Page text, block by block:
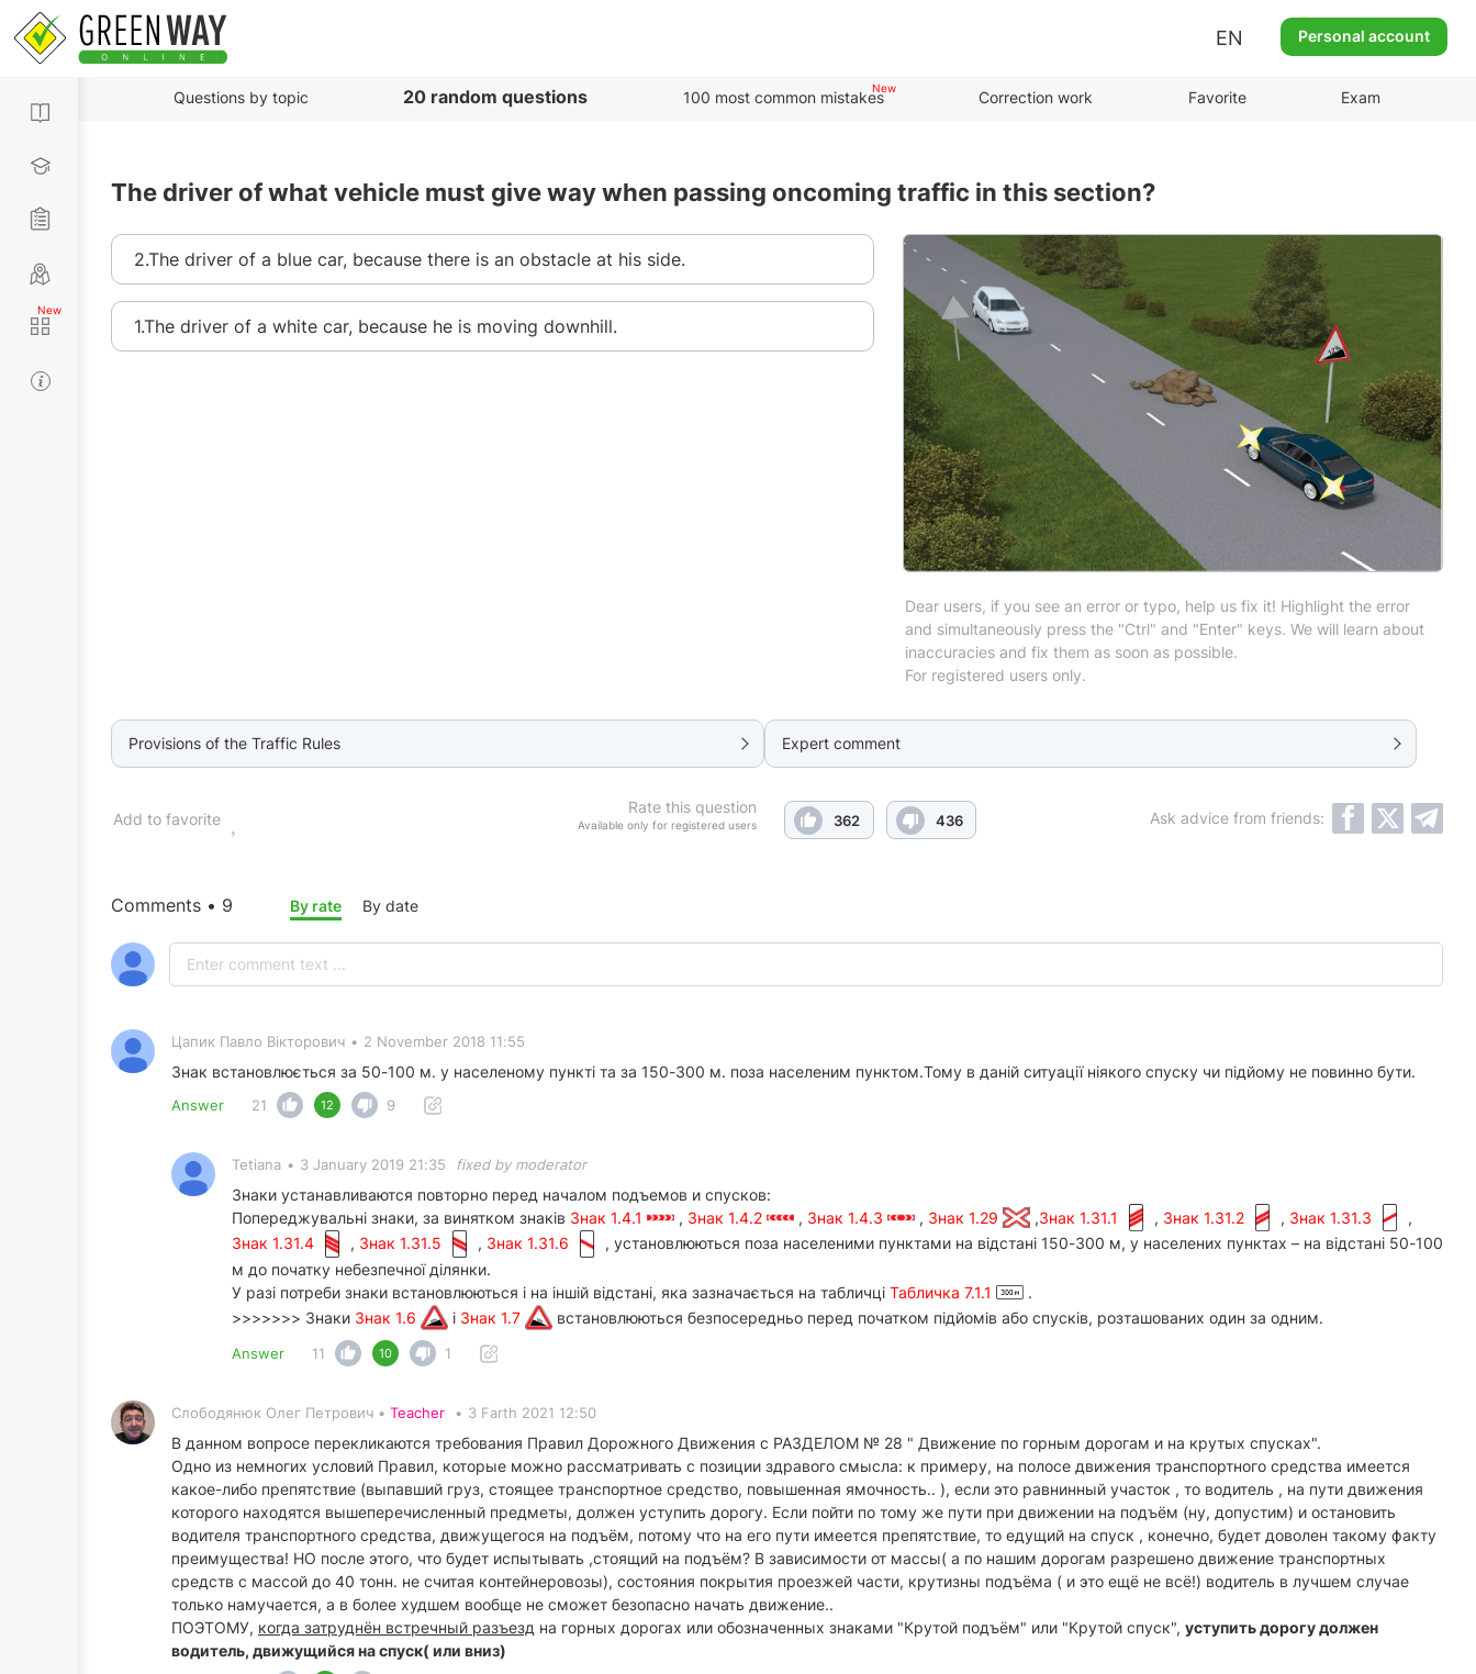
EN Personal account
Questions by topic 20 random questions 100 most common mistakes Correction work Favorite Exam
The driver of what vehicle must give way when passing oncoming traffic in this section?
2.The driver of a blue car, because there is an obstacle at his side.
1.The driver of a white car, because he is moving downhill.
Dear users, if you see an error or typo, help us fix it! Highlight the error
and simultaneously press the "Ctrl" and "Enter" keys. We will learn about
inaccuracies and fix them as soon as possible.
For registered users only.
Provisions of the Traffic Rules Expert comment
Rate this question
Available only for registered users 362 436
Add to favorite Ask advice from friends:
Comments • 9 By rate By date
Цапик Павло Вікторович • 2 November 2018 11:55
Знак встановлюється за 50-100 м. у населеному пункті та за 150-300 м. поза населеним пунктом.Тому в даній ситуації ніякого спуску чи підйому не повинно бути.
Answer 21 12 9
Tetiana • 3 January 2019 21:35 fixed by moderator
Знаки устанавливаются повторно перед началом подъемов и спусков:
Попереджувальні знаки, за винятком знаків Знак 1.4.1 , Знак 1.4.2 , Знак 1.4.3 , Знак 1.29 ,Знак 1.31.1 , Знак 1.31.2 , Знак 1.31.3
,
Знак 1.31.4
, Знак 1.31.5 , Знак 1.31.6
, установлюються поза населеними пунктами на відстані 150-300 м, у населених пунктах – на відстані 50-100
м до початку небезпечної ділянки.
У разі потреби знаки встановлюються і на іншій відстані, яка зазначається на табличці Табличка 7.1.1
.
>>>>>>> Знаки Знак 1.6 і Знак 1.7 встановлюються безпосередньо перед початком підйомів або спусків, розташованих один за одним.
Answer 11 10 1
Слободянюк Олег Петрович • Teacher • 3 Farth 2021 12:50
В данном вопросе перекликаются требования Правил Дорожного Движения с РАЗДЕЛОМ № 28 " Движение по горным дорогам и на крутых спусках".
Одно из немногих условий Правил, которые можно рассматривать с позиции здравого смысла: к примеру, на полосе движения транспортного средства имеется
какое-либо препятствие (выпавший груз, стоящее транспортное средство, повышенная ямочность.. ), если это равнинный участок , то водитель , на пути движения
которого находятся вышеперечисленный предметы, должен уступить дорогу. Если пойти по тому же пути при движении на подъём (ну, допустим) и остановить
водителя транспортного средства, движущегося на подъём, потому что на его пути имеется препятствие, то едущий на спуск , конечно, будет доволен такому факту
преимущества! НО после этого, что будет испытывать ,стоящий на подъём? В зависимости от массы( а по нашим дорогам разрешено движение транспортных
средств с массой до 40 тонн. не считая контейнеровозы), состояния покрытия проезжей части, крутизны подъёма ( и это ещё не всё!) водитель в лучшем случае
только намучается, а в более худшем вообще не сможет безопасно начать движение..
ПОЭТОМУ, когда затруднён встречный разъезд на горных дорогах или обозначенных знаками "Крутой подъём" или "Крутой спуск", уступить дорогу должен
водитель, движущийся на спуск( или вниз)